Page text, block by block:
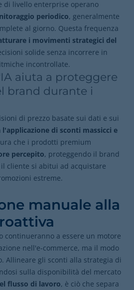
di livello enterprise operano
periodico, generalmente
al giorno. Questa frequenza
i movimenti strategici del
solide senza incorrere in
incontrollate.
aiuta a proteggere
brand durante i
di prezzo basate sui dati e sui
l'applicazione di sconti massicci e
che i prodotti premium
percepito, proteggendo il brand
cliente si abitui ad acquistare
estreme.
manuale alla
continueranno a essere un motore
nell'e-commerce, ma il modo
Allineare gli sconti alla strategia di
sulla disponibilità del mercato
flusso di lavoro, è ciò che separa